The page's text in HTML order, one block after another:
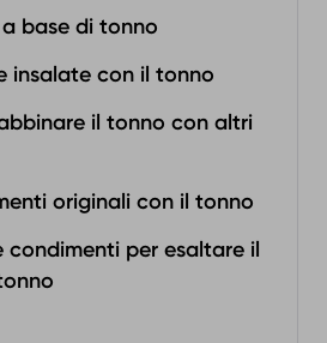
base di tonno
insalate con il tonno
il tonno con altri
originali con il tonno‍
condimenti per esaltare il